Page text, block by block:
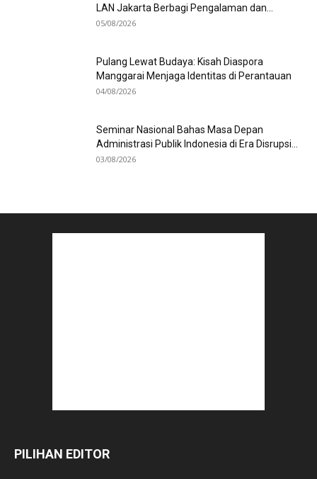
LAN Jakarta Berbagi Pengalaman dan...
05/08/2026
Pulang Lewat Budaya: Kisah Diaspora
Manggarai Menjaga Identitas di Perantauan
04/08/2026
Seminar Nasional Bahas Masa Depan
Administrasi Publik Indonesia di Era Disrupsi...
03/08/2026
PILIHAN EDITOR